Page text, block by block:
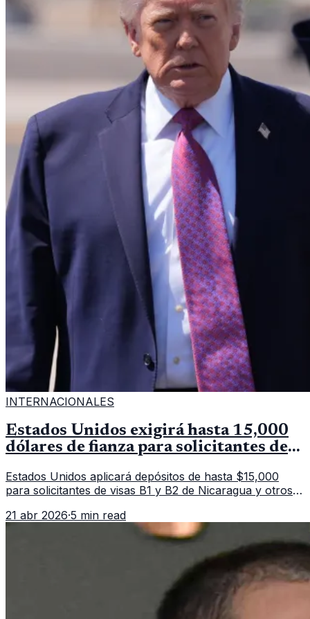
INTERNACIONALES
Estados Unidos exigirá hasta 15,000
dólares de fianza para solicitantes de
Estados Unidos aplicará depósitos de hasta $15,000
para solicitantes de visas B1 y B2 de Nicaragua y otros
nuevas políticas migratorias.
21 abr 2026·5 min read